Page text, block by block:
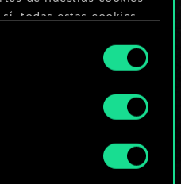
todas estas cookies
sobre nuestro uso
el menú «Ajustes» de
baraja
de la